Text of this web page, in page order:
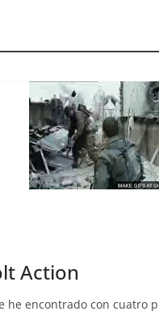
Action
encontrado con cuatro